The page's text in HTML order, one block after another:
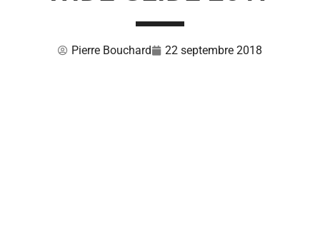
Pierre Bouchard 22 septembre 2018